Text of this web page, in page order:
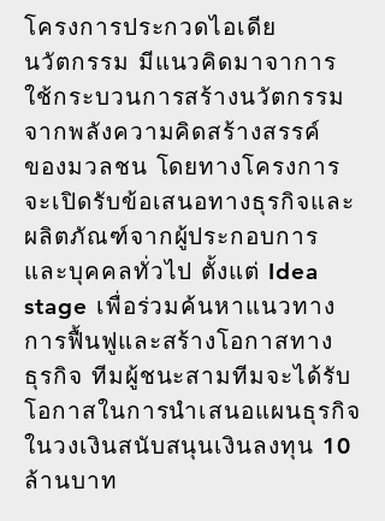
โครงการประกวดไอเดีย
นวัตกรรม มีแนวคิดมาจาการ
ใช้กระบวนการสร้างนวัตกรรม
จากพลังความคิดสร้างสรรค์
ของมวลชน โดยทางโครงการ
จะเปิดรับข้อเสนอทางธุรกิจและ
ผลิตภัณฑ์จากผู้ประกอบการ
และบุคคลทั่วไป ตั้งแต่ Idea
stage เพื่อร่วมค้นหาแนวทาง
การฟื้นฟูและสร้างโอกาสทาง
ธุรกิจ ทีมผู้ชนะสามทีมจะได้รับ
โอกาสในการนำเสนอแผนธุรกิจ
ในวงเงินสนับสนุนเงินลงทุน 10
ล้านบาท